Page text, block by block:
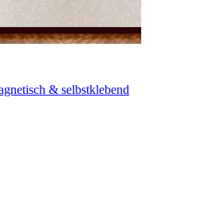
& selbstklebend